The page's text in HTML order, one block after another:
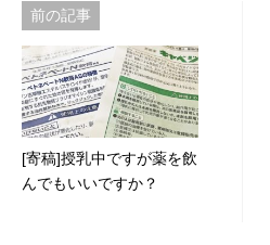
投
稿
ナ
ビ
ゲ
前の記事
[寄稿]授乳中ですが薬を飲
んでもいいですか？